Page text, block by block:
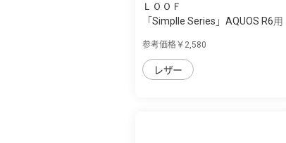
ＬＯＯＦ
「Simplle Series」AQUOS R6用
参考価格￥2,580
レザー